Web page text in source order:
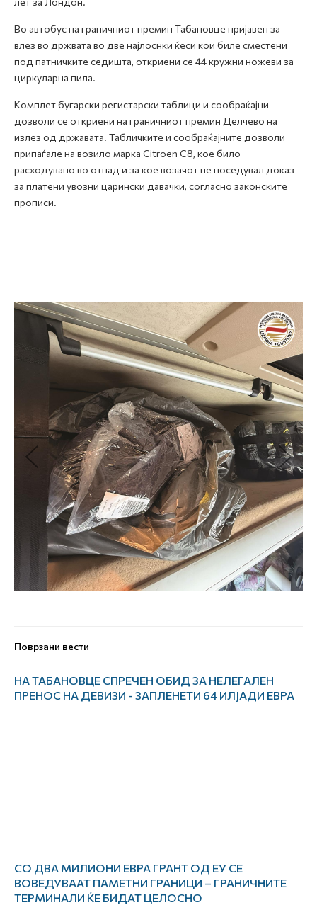
Во автобус на граничниот премин Табановце пријавен за
влез во држвата во две најлоснки ќеси кои биле сместени
под патничките седишта, откриени се 44 кружни ножеви за
циркуларна пила.
Комплет бугарски регистарски таблици и сообраќајни
дозволи се откриени на граничниот премин Делчево на
излез од државата. Табличките и сообраќајните дозволи
припаѓале на возило марка Citroen C8, кое било
расходувано во отпад и за кое возачот не поседувал доказ
за платени увозни царински давачки, согласно законските
прописи.
Поврзани вести
НА ТАБАНОВЦЕ СПРЕЧЕН ОБИД ЗА НЕЛЕГАЛЕН
ПРЕНОС НА ДЕВИЗИ - ЗАПЛЕНЕТИ 64 ИЛЈАДИ ЕВРА
СО ДВА МИЛИОНИ ЕВРА ГРАНТ ОД ЕУ СЕ
ВОВЕДУВААТ ПАМЕТНИ ГРАНИЦИ – ГРАНИЧНИТЕ
ТЕРМИНАЛИ ЌЕ БИДАТ ЦЕЛОСНО